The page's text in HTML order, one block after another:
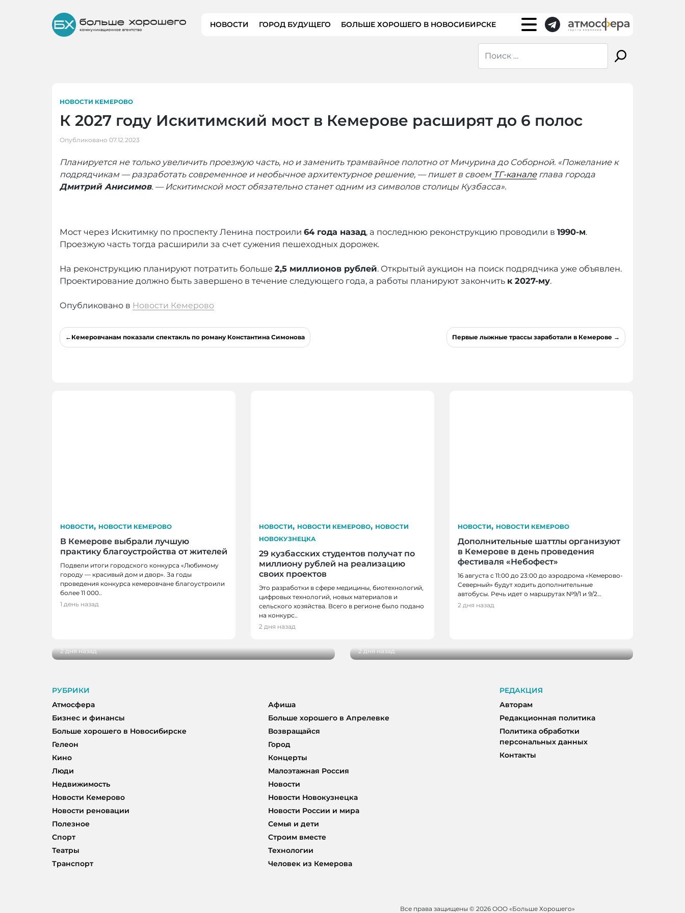
НОВОСТИ ГОРОД БУДУЩЕГО БОЛЬШЕ ХОРОШЕГО В НОВОСИБИРСКЕ
НОВОСТИ КЕМЕРОВО
К 2027 году Искитимский мост в Кемерове расширят до 6 полос
Опубликовано 07.12.2023
Планируется не только увеличить проезжую часть, но и заменить трамвайное полотно от Мичурина до Соборной. «Пожелание к
подрядчикам — разработать современное и необычное архитектурное решение, — пишет в своемТГ-каналеглава города
Дмитрий Анисимов. — Искитимской мост обязательно станет одним из символов столицы Кузбасса».
Мост через Искитимку по проспекту Ленина построили 64 года назад, а последнюю реконструкцию проводили в 1990-м.
Проезжую часть тогда расширили за счет сужения пешеходных дорожек.
На реконструкцию планируют потратить больше 2,5 миллионов рублей. Открытый аукцион на поиск подрядчика уже объявлен.
Проектирование должно быть завершено в течение следующего года, а работы планируют закончить к 2027-му.
Опубликовано в Новости Кемерово
Навигация
по
Кемеровчанам показали спектакль по роману Константина Симонова Первые лыжные трассы заработали в Кемерове
НОВОСТИ, НОВОСТИ КЕМЕРОВО
В Кемерове выбрали лучшую
практику благоустройства от жителей
Подвели итоги городского конкурса «Любимому
городу — красивый дом и двор». За годы
проведения конкурса кемеровчане благоустроили
более 11 000..
1 день назад
НОВОСТИ, НОВОСТИ КЕМЕРОВО, НОВОСТИ
НОВОКУЗНЕЦКА
29 кузбасских студентов получат по
миллиону рублей на реализацию
своих проектов
Это разработки в сфере медицины, биотехнологий,
цифровых технологий, новых материалов и
сельского хозяйства. Всего в регионе было подано
на конкурс..
2 дня назад
НОВОСТИ, НОВОСТИ КЕМЕРОВО
Дополнительные шаттлы организуют
в Кемерове в день проведения
фестиваля «Небофест»
16 августа с 11:00 до 23:00 до аэродрома «Кемерово-
Северный» будут ходить дополнительные
автобусы. Речь идет о маршрутах №9/1 и 9/2…
2 дня назад
НОВОСТИ, НОВОСТИ КЕМЕРОВО
Руководитель школьного музея из Кемерова стала
2 дня назад
НОВОСТИ, НОВОСТИ КЕМЕРОВО, НОВОСТИ
2 дня назад
РУБРИКИ
Атмосфера
Афиша
Бизнес и финансы
Больше хорошего в Апрелевке
Больше хорошего в Новосибирске
Возвращайся
Гелеон
Город
Кино
Концерты
Люди
Малоэтажная Россия
Недвижимость
Новости
Новости Кемерово
Новости Новокузнецка
Новости реновации
Новости России и мира
Полезное
Семья и дети
Спорт
Строим вместе
Театры
Технологии
Транспорт
Человек из Кемерова
РЕДАКЦИЯ
Авторам
Редакционная политика
Политика обработки
персональных данных
Контакты
Все права защищены © 2026 ООО «Больше Хорошего»